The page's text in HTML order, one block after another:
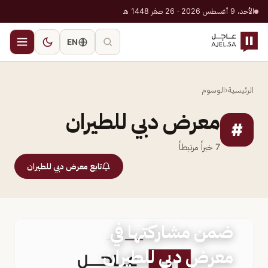
الأحد، 9 أغسطس 2026 · 26 صفر 1448 هـ
EN
الرئيسية‹الوسوم
# معرض دبي للطيران
7 خبراً مرتبطاً
تابع معرض دبي للطيران
ضمن مشاركتها في
معرض دبي للطيران